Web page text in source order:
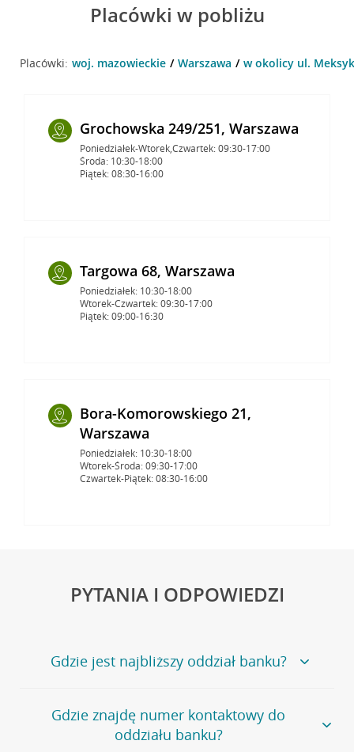
Placówki w pobliżu
Placówki: woj. mazowieckie Warszawa w okolicy ul.
Grochowska 249/251, Warszawa
Poniedziałek-Wtorek,Czwartek: 09:30-17:00
Środa: 10:30-18:00
Piątek: 08:30-16:00
Targowa 68, Warszawa
Poniedziałek: 10:30-18:00
Wtorek-Czwartek: 09:30-17:00
Piątek: 09:00-16:30
Bora-Komorowskiego 21,
Warszawa
Poniedziałek: 10:30-18:00
Wtorek-Środa: 09:30-17:00
Czwartek-Piątek: 08:30-16:00
PYTANIA I ODPOWIEDZI
Gdzie jest najbliższy oddział banku?
Jeśli szukasz oddziału naszego banku, zapraszamy na
stronęPlacówki i bankomaty, na której znajduje się
wygodna wyszukiwarka.
Gdzie znajdę numer kontaktowy do
oddziału banku?